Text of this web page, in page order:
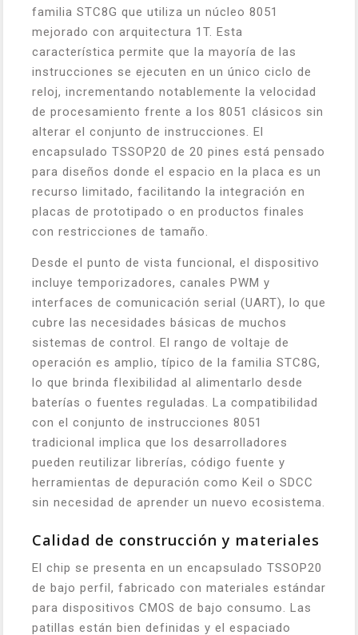
familia STC8G que utiliza un núcleo 8051
mejorado con arquitectura 1T. Esta
característica permite que la mayoría de las
instrucciones se ejecuten en un único ciclo de
reloj, incrementando notablemente la velocidad
de procesamiento frente a los 8051 clásicos sin
alterar el conjunto de instrucciones. El
encapsulado TSSOP20 de 20 pines está pensado
para diseños donde el espacio en la placa es un
recurso limitado, facilitando la integración en
placas de prototipado o en productos finales
con restricciones de tamaño.
Desde el punto de vista funcional, el dispositivo
incluye temporizadores, canales PWM y
interfaces de comunicación serial (UART), lo que
cubre las necesidades básicas de muchos
sistemas de control. El rango de voltaje de
operación es amplio, típico de la familia STC8G,
lo que brinda flexibilidad al alimentarlo desde
baterías o fuentes reguladas. La compatibilidad
con el conjunto de instrucciones 8051
tradicional implica que los desarrolladores
pueden reutilizar librerías, código fuente y
herramientas de depuración como Keil o SDCC
sin necesidad de aprender un nuevo ecosistema.
Calidad de construcción y materiales
El chip se presenta en un encapsulado TSSOP20
de bajo perfil, fabricado con materiales estándar
para dispositivos CMOS de bajo consumo. Las
patillas están bien definidas y el espaciado